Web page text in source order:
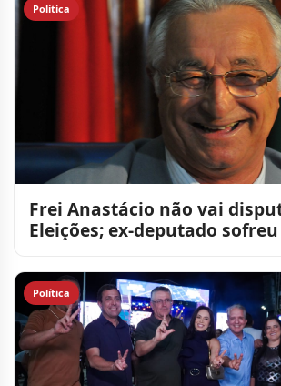
Política
Frei Anastácio não vai
Eleições; ex-deputado
Política